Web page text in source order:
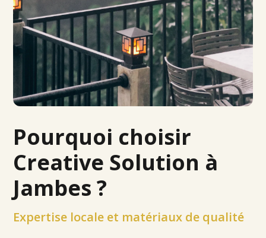
Pourquoi choisir
Creative Solution à
Jambes ?
Expertise locale et matériaux de qualité